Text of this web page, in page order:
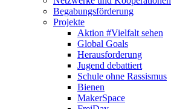
Begabungsförderung
Projekte
Aktion #Vielfalt sehen
Global Goals
Herausforderung
Jugend debattiert
Schule ohne Rassismus
Bienen
MakerSpace